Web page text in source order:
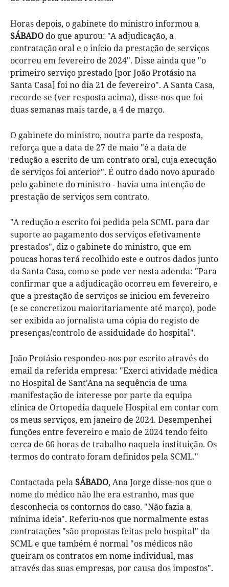
Horas depois, o gabinete do ministro informou a
SÁBADO do que apurou: "A adjudicação, a
contratação oral e o início da prestação de serviços
ocorreu em fevereiro de 2024". Disse ainda que "o
primeiro serviço prestado [por João Protásio na
Santa Casa] foi no dia 21 de fevereiro". A Santa Casa,
recorde-se (ver resposta acima), disse-nos que foi
duas semanas mais tarde, a 4 de março.
O gabinete do ministro, noutra parte da resposta,
reforça que a data de 27 de maio "é a data de
redução a escrito de um contrato oral, cuja execução
de serviços foi anterior". É outro dado novo apurado
pelo gabinete do ministro - havia uma intenção de
prestação de serviços sem contrato.
"A redução a escrito foi pedida pela SCML para dar
suporte ao pagamento dos serviços efetivamente
prestados", diz o gabinete do ministro, que em
poucas horas terá recolhido este e outros dados junto
da Santa Casa, como se pode ver nesta adenda: "Para
confirmar que a adjudicação ocorreu em fevereiro, e
que a prestação de serviços se iniciou em fevereiro
(e se concretizou maioritariamente até março), pode
ser exibida ao jornalista uma cópia do registo de
presenças/controlo de assiduidade do hospital".
João Protásio respondeu-nos por escrito através do
email da referida empresa: "Exerci atividade médica
no Hospital de Sant'Ana na sequência de uma
manifestação de interesse por parte da equipa
clínica de Ortopedia daquele Hospital em contar com
os meus serviços, em janeiro de 2024. Desempenhei
funções entre fevereiro e maio de 2024 tendo feito
cerca de 66 horas de trabalho naquela instituição. Os
termos do contrato foram definidos pela SCML."
Contactada pelaSÁBADO, Ana Jorge disse-nos que o
nome do médico não lhe era estranho, mas que
desconhecia os contornos do caso. "Não fazia a
mínima ideia". Referiu-nos que normalmente estas
contratações "são propostas feitas pelo hospital" da
SCML e que também é normal "os médicos não
queiram os contratos em nome individual, mas
através das suas empresas, por causa dos impostos".